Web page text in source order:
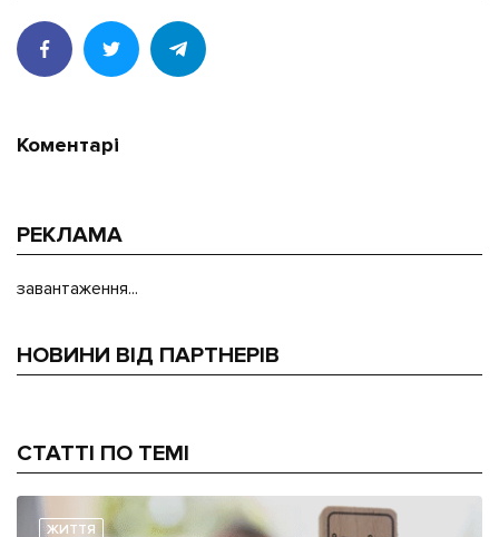
Коментарі
РЕКЛАМА
завантаження...
НОВИНИ ВІД ПАРТНЕРІВ
СТАТТІ ПО ТЕМІ
ЖИТТЯ